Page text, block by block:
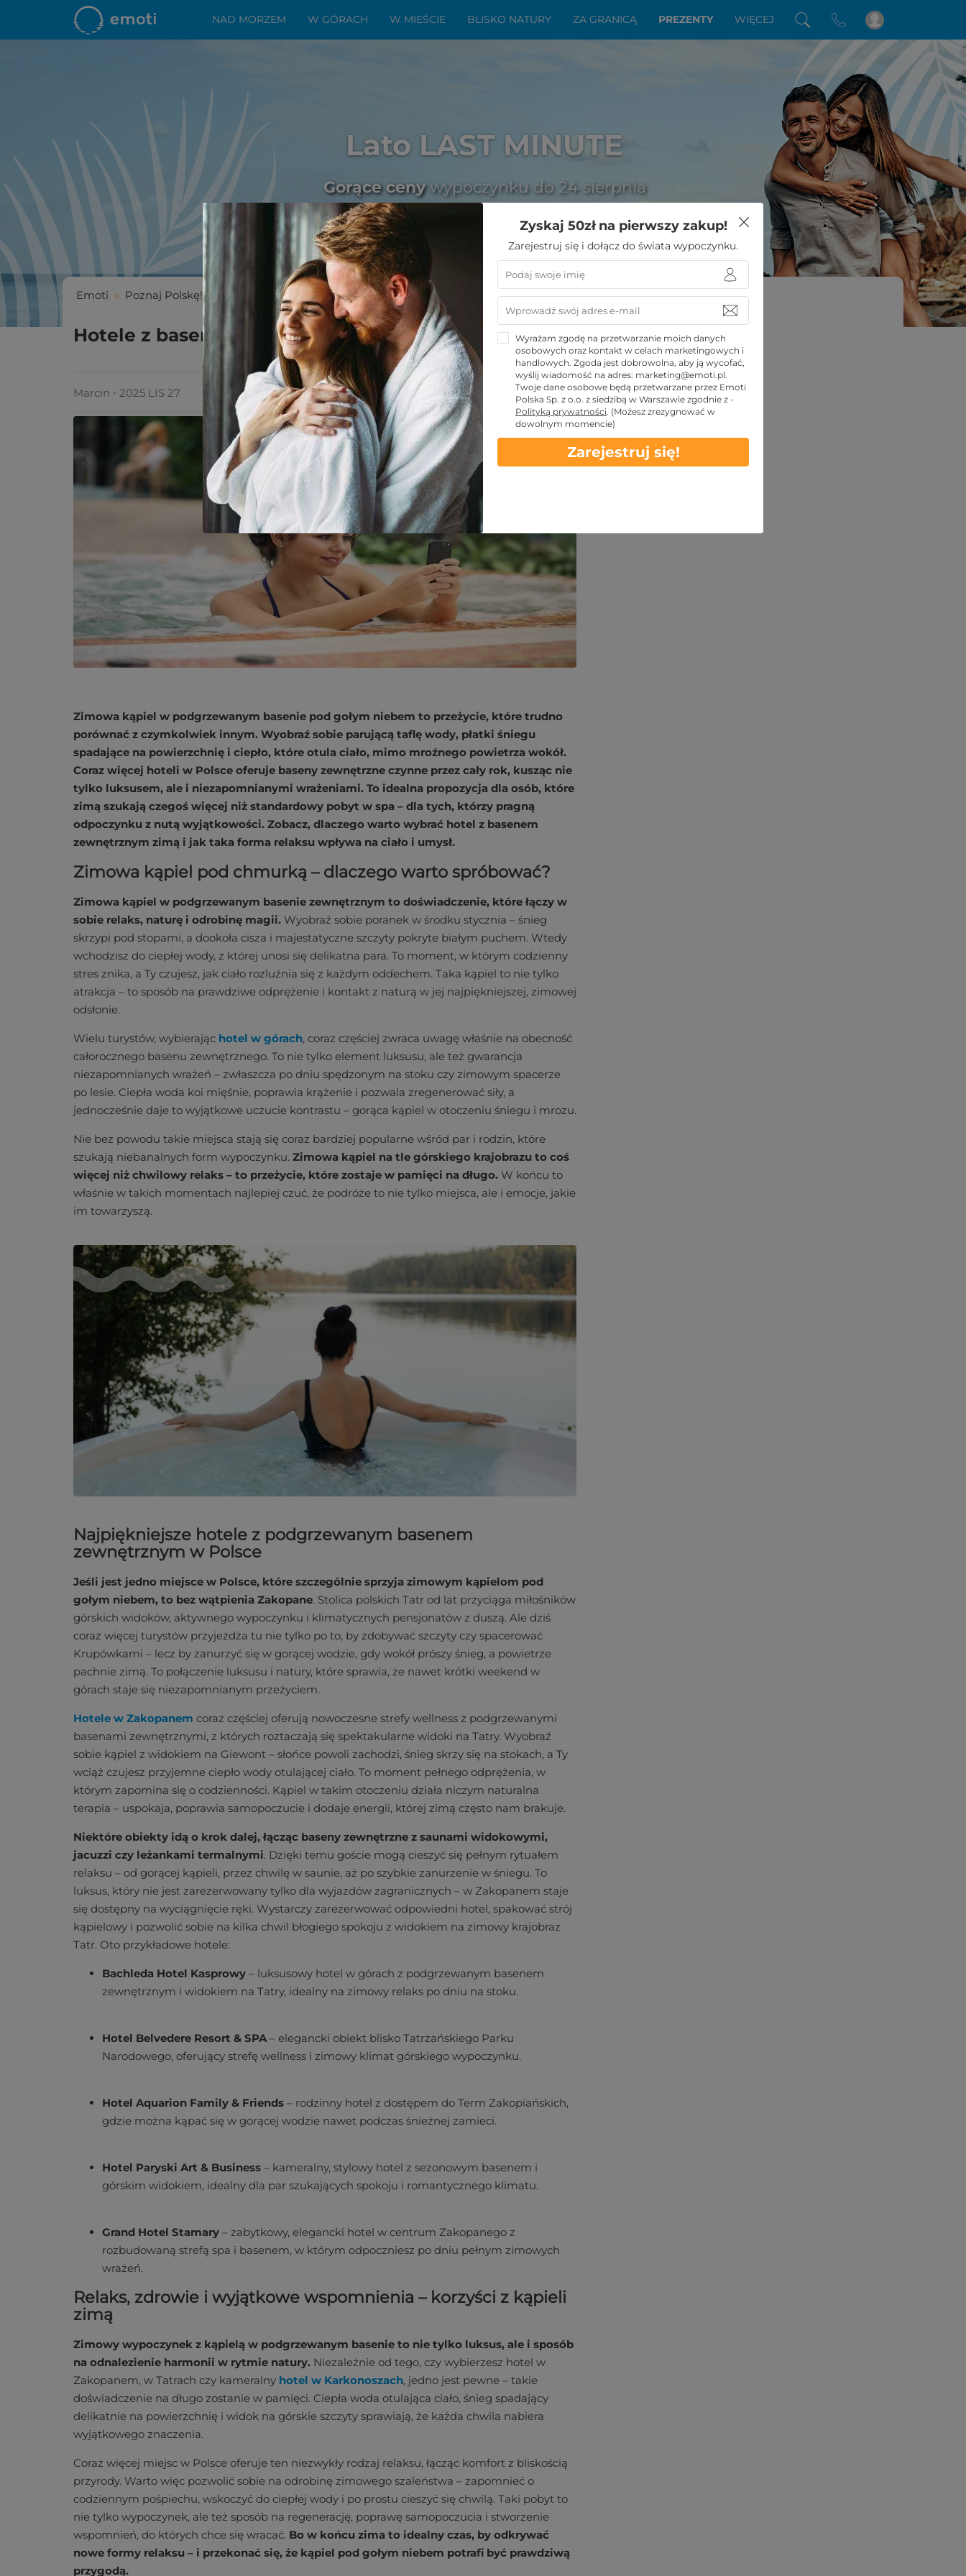
NAD MORZEM W GÓRACH W MIEŚCIE BLISKO NATURY ZA GRANICĄ PREZENTY WIĘCEJ
Lato LAST MINUTE
Gorące cenywypoczynku do 24 sierpnia
Emoti » Poznaj Polskę! Hotele z basenem zewnętrznym zimą - jakie są plusy?
Hotele z basenem zewnętrznym zimą – czy warto?
Marcin ⋅ 2025 LIS 27 Udostępnij znajomym!
TOP oferty
Zimowa kąpiel w podgrzewanym basenie pod gołym niebem to przeżycie, które trudno
porównać z czymkolwiek innym. Wyobraź sobie parującą taflę wody, płatki śniegu
spadające na powierzchnię i ciepło, które otula ciało, mimo mroźnego powietrza wokół.
Coraz więcej hoteli w Polsce oferuje baseny zewnętrzne czynne przez cały rok, kusząc nie
tylko luksusem, ale i niezapomnianymi wrażeniami. To idealna propozycja dla osób, które
zimą szukają czegoś więcej niż standardowy pobyt w spa – dla tych, którzy pragną
odpoczynku z nutą wyjątkowości. Zobacz, dlaczego warto wybrać hotel z basenem
zewnętrznym zimą i jak taka forma relaksu wpływa na ciało i umysł.
Zimowa kąpiel pod chmurką – dlaczego warto spróbować?
Zimowa kąpiel w podgrzewanym basenie zewnętrznym to doświadczenie, które łączy w
sobie relaks, naturę i odrobinę magii. Wyobraź sobie poranek w środku stycznia – śnieg
skrzypi pod stopami, a dookoła cisza i majestatyczne szczyty pokryte białym puchem. Wtedy
wchodzisz do ciepłej wody, z której unosi się delikatna para. To moment, w którym codzienny
stres znika, a Ty czujesz, jak ciało rozluźnia się z każdym oddechem. Taka kąpiel to nie tylko
atrakcja – to sposób na prawdziwe odprężenie i kontakt z naturą w jej najpiękniejszej, zimowej
odsłonie.
Wielu turystów, wybierając hotel w górach, coraz częściej zwraca uwagę właśnie na obecność
całorocznego basenu zewnętrznego. To nie tylko element luksusu, ale też gwarancja
niezapomnianych wrażeń – zwłaszcza po dniu spędzonym na stoku czy zimowym spacerze
po lesie. Ciepła woda koi mięśnie, poprawia krążenie i pozwala zregenerować siły, a
jednocześnie daje to wyjątkowe uczucie kontrastu – gorąca kąpiel w otoczeniu śniegu i mrozu.
Nie bez powodu takie miejsca stają się coraz bardziej popularne wśród par i rodzin, które
szukają niebanalnych form wypoczynku. Zimowa kąpiel na tle górskiego krajobrazu to coś
więcej niż chwilowy relaks – to przeżycie, które zostaje w pamięci na długo. W końcu to
właśnie w takich momentach najlepiej czuć, że podróże to nie tylko miejsca, ale i emocje, jakie
im towarzyszą.
Najpiękniejsze hotele z podgrzewanym basenem
zewnętrznym w Polsce
Jeśli jest jedno miejsce w Polsce, które szczególnie sprzyja zimowym kąpielom pod
gołym niebem, to bez wątpienia Zakopane. Stolica polskich Tatr od lat przyciąga miłośników
górskich widoków, aktywnego wypoczynku i klimatycznych pensjonatów z duszą. Ale dziś
coraz więcej turystów przyjeżdża tu nie tylko po to, by zdobywać szczyty czy spacerować
Krupówkami – lecz by zanurzyć się w gorącej wodzie, gdy wokół prószy śnieg, a powietrze
pachnie zimą. To połączenie luksusu i natury, które sprawia, że nawet krótki weekend w
górach staje się niezapomnianym przeżyciem.
Hotele w Zakopanem coraz częściej oferują nowoczesne strefy wellness z podgrzewanymi
basenami zewnętrznymi, z których roztaczają się spektakularne widoki na Tatry. Wyobraź
sobie kąpiel z widokiem na Giewont – słońce powoli zachodzi, śnieg skrzy się na stokach, a Ty
wciąż czujesz przyjemne ciepło wody otulającej ciało. To moment pełnego odprężenia, w
którym zapomina się o codzienności. Kąpiel w takim otoczeniu działa niczym naturalna
terapia – uspokaja, poprawia samopoczucie i dodaje energii, której zimą często nam brakuje.
Niektóre obiekty idą o krok dalej, łącząc baseny zewnętrzne z saunami widokowymi,
jacuzzi czy leżankami termalnymi. Dzięki temu goście mogą cieszyć się pełnym rytuałem
relaksu – od gorącej kąpieli, przez chwilę w saunie, aż po szybkie zanurzenie w śniegu. To
luksus, który nie jest zarezerwowany tylko dla wyjazdów zagranicznych – w Zakopanem staje
się dostępny na wyciągnięcie ręki. Wystarczy zarezerwować odpowiedni hotel, spakować strój
kąpielowy i pozwolić sobie na kilka chwil błogiego spokoju z widokiem na zimowy krajobraz
Tatr. Oto przykładowe hotele:
Bachleda Hotel Kasprowy – luksusowy hotel w górach z podgrzewanym basenem
zewnętrznym i widokiem na Tatry, idealny na zimowy relaks po dniu na stoku.
Hotel Belvedere Resort & SPA – elegancki obiekt blisko Tatrzańskiego Parku
Narodowego, oferujący strefę wellness i zimowy klimat górskiego wypoczynku.
Hotel Aquarion Family & Friends – rodzinny hotel z dostępem do Term Zakopiańskich,
gdzie można kąpać się w gorącej wodzie nawet podczas śnieżnej zamieci.
Hotel Paryski Art & Business – kameralny, stylowy hotel z sezonowym basenem i
górskim widokiem, idealny dla par szukających spokoju i romantycznego klimatu.
Grand Hotel Stamary – zabytkowy, elegancki hotel w centrum Zakopanego z
rozbudowaną strefą spa i basenem, w którym odpoczniesz po dniu pełnym zimowych
wrażeń.
Relaks, zdrowie i wyjątkowe wspomnienia – korzyści z kąpieli
zimą
Zimowy wypoczynek z kąpielą w podgrzewanym basenie to nie tylko luksus, ale i sposób
na odnalezienie harmonii w rytmie natury. Niezależnie od tego, czy wybierzesz hotel w
Zakopanem, w Tatrach czy kameralny hotel w Karkonoszach, jedno jest pewne – takie
doświadczenie na długo zostanie w pamięci. Ciepła woda otulająca ciało, śnieg spadający
delikatnie na powierzchnię i widok na górskie szczyty sprawiają, że każda chwila nabiera
wyjątkowego znaczenia.
Coraz więcej miejsc w Polsce oferuje ten niezwykły rodzaj relaksu, łącząc komfort z bliskością
przyrody. Warto więc pozwolić sobie na odrobinę zimowego szaleństwa – zapomnieć o
codziennym pośpiechu, wskoczyć do ciepłej wody i po prostu cieszyć się chwilą. Taki pobyt to
nie tylko wypoczynek, ale też sposób na regenerację, poprawę samopoczucia i stworzenie
wspomnień, do których chce się wracać. Bo w końcu zima to idealny czas, by odkrywać
nowe formy relaksu – i przekonać się, że kąpiel pod gołym niebem potrafi być prawdziwą
przygodą.
Zyskaj 50zł na pierwszy zakup!
Zarejestruj się i dołącz do świata wypoczynku.
Wyrażam zgodę na przetwarzanie moich danych
osobowych oraz kontakt w celach marketingowych i
handlowych. Zgoda jest dobrowolna, aby ją wycofać,
wyślij wiadomość na adres: marketing@emoti.pl.
Twoje dane osobowe będą przetwarzane przez Emoti
Polska Sp. z o.o. z siedzibą w Warszawie zgodnie z -
Polityką prywatności. (Możesz zrezygnować w
dowolnym momencie)
Zarejestruj się!